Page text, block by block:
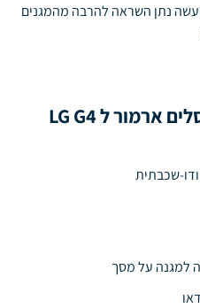
נתן השראה להרבה מהמגנים
תכונות מרכזיות לספיגן סלים ארמור ל LG G4
ודו-שכבתית